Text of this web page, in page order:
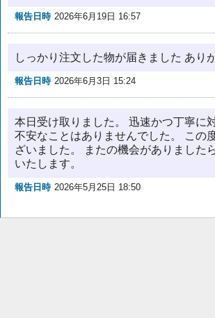
報告日時 2026年6月19日 16:57
しっかり注文した物が届きました あり
報告日時 2026年6月3日 15:24
本日受け取りました。 迅速かつ丁寧に
不安なことはありませんでした。 この
ざいました。 またの機会がありました
いたします。
報告日時 2026年5月25日 18:50